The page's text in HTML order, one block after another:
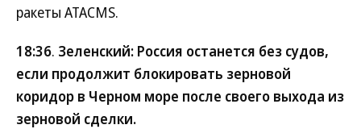
ракеты ATACMS.
18:36. Зеленский: Россия останется без судов,
если продолжит блокировать зерновой
коридор в Черном море после своего выхода из
зерновой сделки.